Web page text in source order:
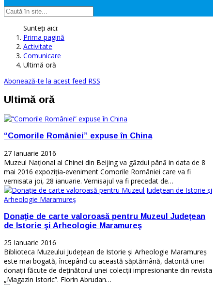
Sunteți aici:
Prima pagină
Activitate
Comunicare
Ultimă oră
Abonează-te la acest feed RSS
Ultimă oră
“Comorile României” expuse în China
27 Ianuarie 2016
Muzeul Naţional al Chinei din Beijing va găzdui până in data de 8
mai 2016 expoziţia-eveniment Comorile României care va fi
vernisata joi, 28 ianuarie. Vernisajul va fi precedat de…
Donaţie de carte valoroasă pentru Muzeul Judeţean
de Istorie şi Arheologie Maramureş
25 Ianuarie 2016
Biblioteca Muzeului Judeţean de Istorie şi Arheologie Maramureş
este mai bogată, începând cu această săptămână, datorită unei
donaţii făcute de deţinătorul unei colecţii impresionante din revista
„Magazin Istoric”. Florin Abrudan…